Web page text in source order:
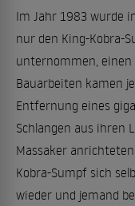
Im Jahr 1983 wurde
nur den King-Kobra-
unternommen,
Bauarbeiten kamen
Entfernung eines
Schlangen aus ihren
Massaker
Kobra-Sumpf sich
wieder und jemand